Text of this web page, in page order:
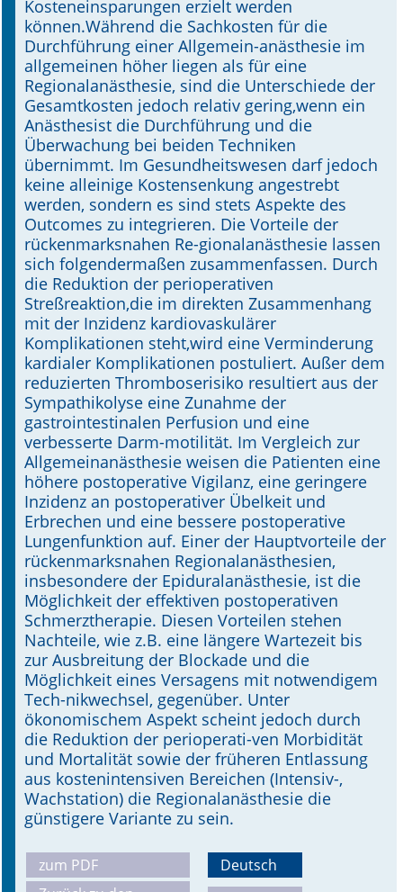
Kosteneinsparungen erzielt werden
können.Während die Sachkosten für die
Durchführung einer Allgemein-anästhesie im
allgemeinen höher liegen als für eine
Regionalanästhesie, sind die Unterschiede der
Gesamtkosten jedoch relativ gering,wenn ein
Anästhesist die Durchführung und die
Überwachung bei beiden Techniken
übernimmt. Im Gesundheitswesen darf jedoch
keine alleinige Kostensenkung angestrebt
werden, sondern es sind stets Aspekte des
Outcomes zu integrieren. Die Vorteile der
rückenmarksnahen Re-gionalanästhesie lassen
sich folgendermaßen zusammenfassen. Durch
die Reduktion der perioperativen
Streßreaktion,die im direkten Zusammenhang
mit der Inzidenz kardiovaskulärer
Komplikationen steht,wird eine Verminderung
kardialer Komplikationen postuliert. Außer dem
reduzierten Thromboserisiko resultiert aus der
Sympathikolyse eine Zunahme der
gastrointestinalen Perfusion und eine
verbesserte Darm-motilität. Im Vergleich zur
Allgemeinanästhesie weisen die Patienten eine
höhere postoperative Vigilanz, eine geringere
Inzidenz an postoperativer Übelkeit und
Erbrechen und eine bessere postoperative
Lungenfunktion auf. Einer der Hauptvorteile der
rückenmarksnahen Regionalanästhesien,
insbesondere der Epiduralanästhesie, ist die
Möglichkeit der effektiven postoperativen
Schmerztherapie. Diesen Vorteilen stehen
Nachteile, wie z.B. eine längere Wartezeit bis
zur Ausbreitung der Blockade und die
Möglichkeit eines Versagens mit notwendigem
Tech-nikwechsel, gegenüber. Unter
ökonomischem Aspekt scheint jedoch durch
die Reduktion der perioperati-ven Morbidität
und Mortalität sowie der früheren Entlassung
aus kostenintensiven Bereichen (Intensiv-,
Wachstation) die Regionalanästhesie die
günstigere Variante zu sein.
zum PDF
Deutsch